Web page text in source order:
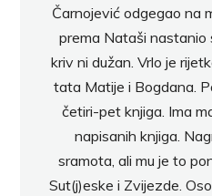
Čarnojević odgegao na
prema Nataši nastanio
kriv ni dužan. Vrlo je
tata Matije i Bogdana.
četiri-pet knjiga. Ima
napisanih knjiga.
sramota, ali mu je to
Sut(j)eske i Zvijezde.